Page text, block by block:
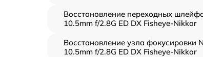
Восстановление переходных
10.5mm f/2.8G ED DX Fisheye-Nikkor
Восстановление узла фокусировки
10.5mm f/2.8G ED DX Fisheye-Nikkor